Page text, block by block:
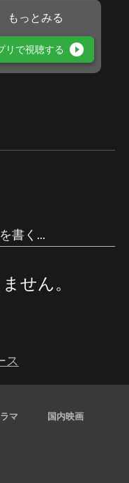
もっとみる
リで視聴する play_circle_filled
書く...
せん。
ス
マ 国内映画